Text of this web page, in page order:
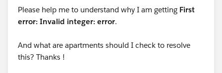
Please help me to understand why I am getting First
error: Invalid integer: error.
And what are apartments should I check to resolve
this? Thanks !